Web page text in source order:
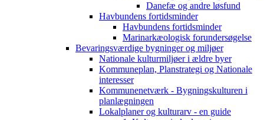
Danefæ og andre løsfund
Havbundens fortidsminder
Havbundens fortidsminder
Marinarkæologisk forundersøgelse
Bevaringsværdige bygninger og miljøer
Nationale kulturmiljøer i ældre byer
Kommuneplan, Planstrategi og Nationale
interesser
Kommunenetværk - Bygningskulturen i
planlægningen
Lokalplaner og kulturarv - en guide